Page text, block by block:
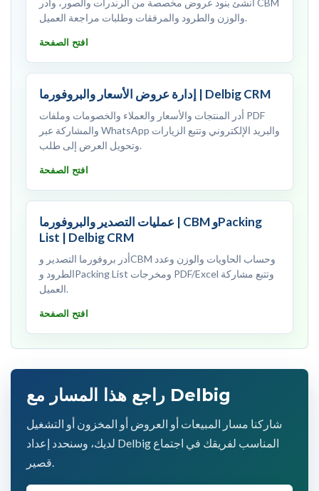
والوزن والطرود والمرفقات وطلبات مراجعة العميل.
افتح الصفحة
إدارة عروض الأسعار والبروفورما | Delbig CRM
أدر المنتجات والأسعار والعملاء والخصومات وملفات PDF
والمشاركة عبر WhatsApp والبريد الإلكتروني وتتبع الزيارات
وتحويل العرض إلى طلب.
افتح الصفحة
عمليات التصدير والبروفورما | CBM وPacking
List | Delbig CRM
أدر بروفورما التصدير وCBM وحساب الحاويات والوزن وعدد
الطرود وPacking List ومخرجات PDF/Excel وتتبع مشاركة
العميل.
افتح الصفحة
راجع هذا المسار مع Delbig
شاركنا مسار المبيعات أو العروض أو المخزون أو التشغيل
لديك، وسنحدد إعداد Delbig المناسب لفريقك في اجتماع